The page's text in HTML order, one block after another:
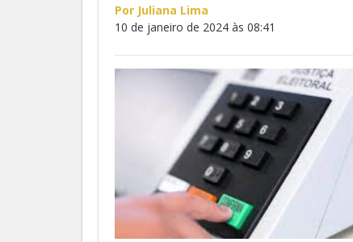
Por Juliana Lima
10 de janeiro de 2024 às 08:41